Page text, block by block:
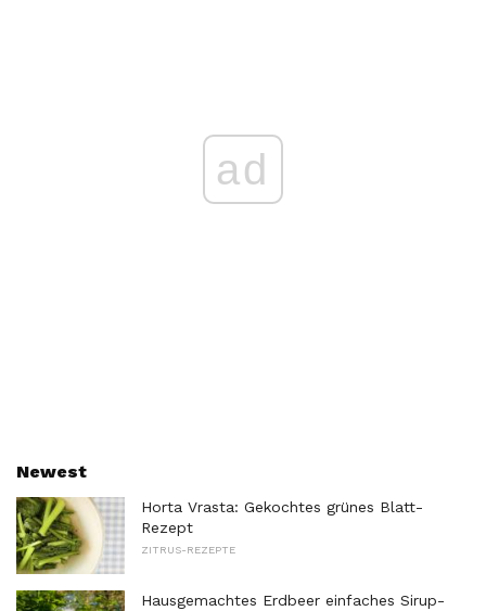
ad
Newest
Horta Vrasta: Gekochtes grünes Blatt-
Rezept
ZITRUS-REZEPTE
Hausgemachtes Erdbeer einfaches Sirup-